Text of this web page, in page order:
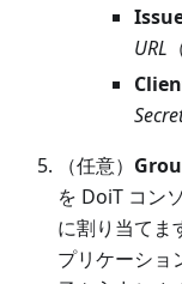
URL
（任意）
を DoiT コン
に割り当てま
プリケーショ